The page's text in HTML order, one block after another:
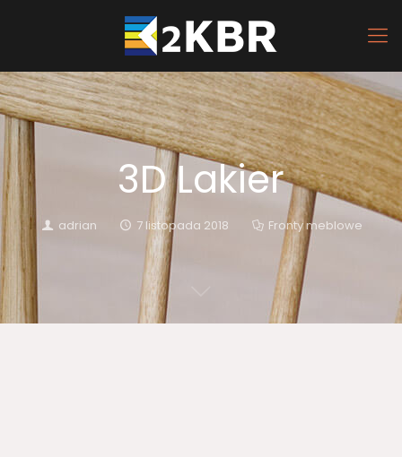
3D Lakier
adrian 7 listopada 2018 Fronty meblowe